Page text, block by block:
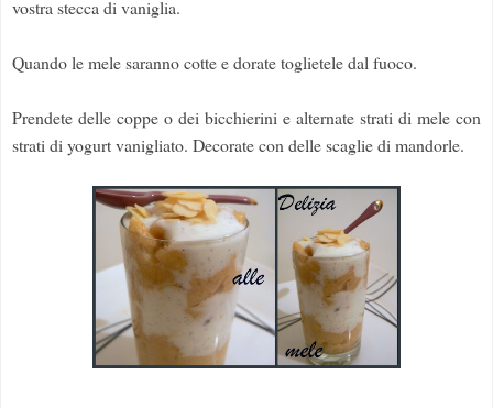
vostra stecca di vaniglia.
Quando le mele saranno cotte e dorate toglietele dal fuoco.
Prendete delle coppe o dei bicchierini e alternate strati di mele con
strati di yogurt vanigliato. Decorate con delle scaglie di mandorle.